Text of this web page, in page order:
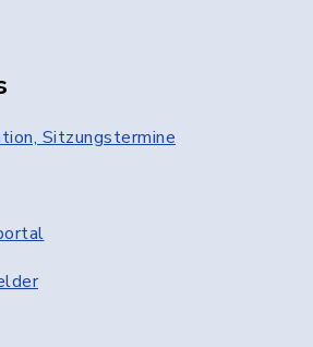
Sitzungstermine